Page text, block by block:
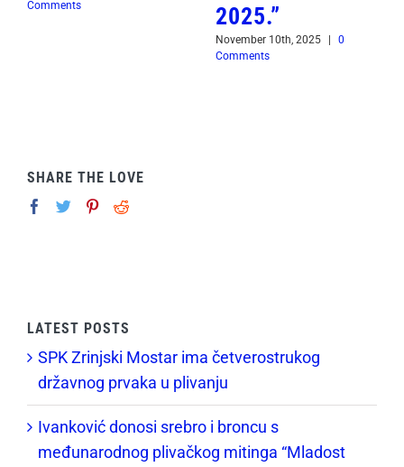
Comments
2025.”
November 10th, 2025
0
Comments
SHARE THE LOVE
LATEST POSTS
SPK Zrinjski Mostar ima četverostrukog
državnog prvaka u plivanju
Ivanković donosi srebro i broncu s
međunarodnog plivačkog mitinga “Mladost